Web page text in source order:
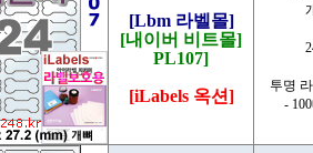
[Lbm 라벨몰]
[내이버 비트몰]
PL107]
[iLabels 옥션]
투명
-